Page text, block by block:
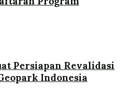
Persiapan Revalidasi
Indonesia